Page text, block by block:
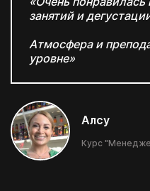
занятий и
Атмосфера и
уровне»
Алсу
Курс